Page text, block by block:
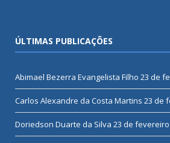
ÚLTIMAS PUBLICAÇÕES
Abimael Bezerra Evangelista Filho 23 de
Carlos Alexandre da Costa Martins 23 de
Doriedson Duarte da Silva 23 de fevereiro